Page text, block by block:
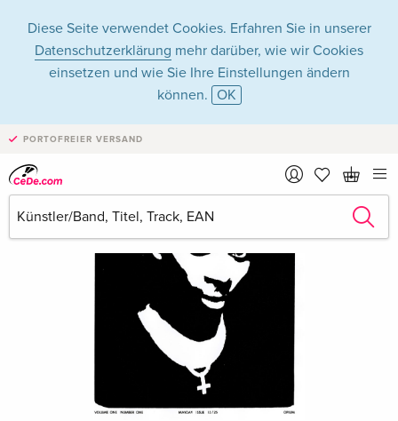
Diese Seite verwendet Cookies. Erfahren Sie in unserer
Datenschutzerklärung mehr darüber, wie wir Cookies
einsetzen und wie Sie Ihre Einstellungen ändern
können. OK
PORTOFREIER VERSAND